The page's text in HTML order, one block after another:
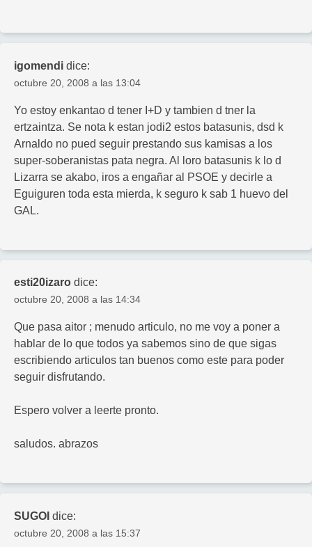
igomendi dice:
octubre 20, 2008 a las 13:04
Yo estoy enkantao d tener I+D y tambien d tner la
ertzaintza. Se nota k estan jodi2 estos batasunis, dsd k
Arnaldo no pued seguir prestando sus kamisas a los
super-soberanistas pata negra. Al loro batasunis k lo d
Lizarra se akabo, iros a engañar al PSOE y decirle a
Eguiguren toda esta mierda, k seguro k sab 1 huevo del
GAL.
esti20izaro dice:
octubre 20, 2008 a las 14:34
Que pasa aitor ; menudo articulo, no me voy a poner a
hablar de lo que todos ya sabemos sino de que sigas
escribiendo articulos tan buenos como este para poder
seguir disfrutando.
Espero volver a leerte pronto.
saludos. abrazos
SUGOI dice:
octubre 20, 2008 a las 15:37